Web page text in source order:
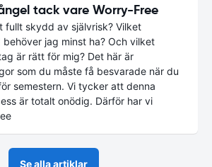
tack vare Worry-Free
fullt skydd av självrisk? Vilket
jag minst ha? Och vilket
är rätt för mig? Det här är
som du måste få besvarade när du
semestern. Vi tycker att denna
är totalt onödig. Därför har vi
Se alla artiklar